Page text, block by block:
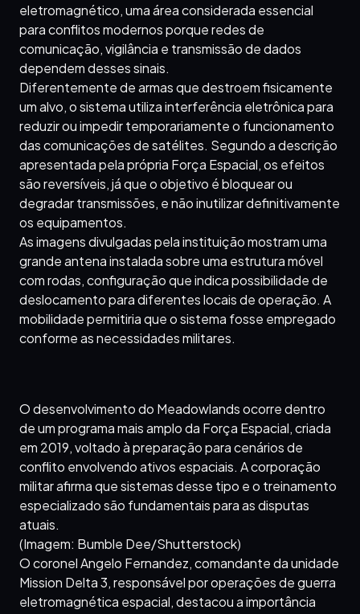
eletromagnético, uma área considerada essencial
para conflitos modernos porque redes de
comunicação, vigilância e transmissão de dados
dependem desses sinais.
Diferentemente de armas que destroem fisicamente
um alvo, o sistema utiliza interferência eletrônica para
reduzir ou impedir temporariamente o funcionamento
das comunicações de satélites. Segundo a descrição
apresentada pela própria Força Espacial, os efeitos
são reversíveis, já que o objetivo é bloquear ou
degradar transmissões, e não inutilizar definitivamente
os equipamentos.
As imagens divulgadas pela instituição mostram uma
grande antena instalada sobre uma estrutura móvel
com rodas, configuração que indica possibilidade de
deslocamento para diferentes locais de operação. A
mobilidade permitiria que o sistema fosse empregado
conforme as necessidades militares.
O desenvolvimento do Meadowlands ocorre dentro
de um programa mais amplo da Força Espacial, criada
em 2019, voltado à preparação para cenários de
conflito envolvendo ativos espaciais. A corporação
militar afirma que sistemas desse tipo e o treinamento
especializado são fundamentais para as disputas
atuais.
(Imagem: Bumble Dee/Shutterstock)
O coronel Angelo Fernandez, comandante da unidade
Mission Delta 3, responsável por operações de guerra
eletromagnética espacial, destacou a importância